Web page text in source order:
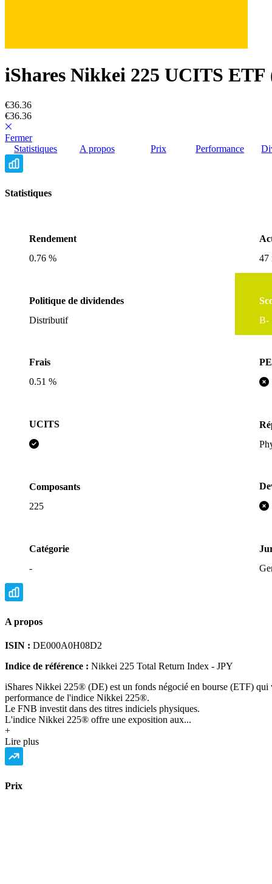
iShares Nikkei 225 UCITS ETF
€36.36
€36.36
Fermer
Statistiques
A propos Prix Performance
Statistiques
Rendement
0.76 %
47
Politique de dividendes
Distributif
B-
Frais
0.51 %
UCITS
Composants
225
Catégorie
-
A propos
ISIN : DE000A0H08D2
Indice de référence : Nikkei 225 Total Return Index - JPY
iShares Nikkei 225® (DE) est un fonds négocié en bourse (ETF) qui
performance de l'indice Nikkei 225®.
Le FNB investit dans des titres indiciels physiques.
L'indice Nikkei 225® offre une exposition aux...
+
Lire plus
Prix